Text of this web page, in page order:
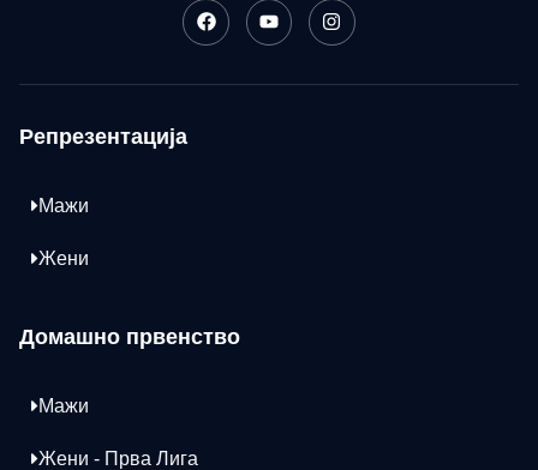
Репрезентација
Мажи
Жени
Домашно првенство
Мажи
Жени - Прва Лига